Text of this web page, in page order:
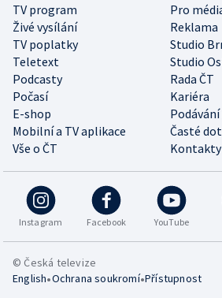
TV program
Pro
Živé vysílání
Reklama
TV poplatky
Studio
Teletext
Studio
Podcasty
Rada ČT
Počasí
Kariéra
E-shop
Mobilní a TV aplikace
Časté
Vše o ČT
Kontakty
Instagram Facebook YouTube
© Česká televize
English•Ochrana soukromí•Přístupnost